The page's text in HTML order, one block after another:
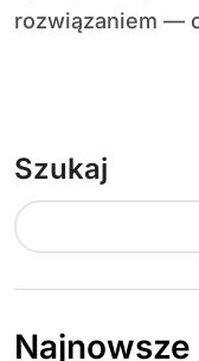
rozwiązaniem —
Szukaj